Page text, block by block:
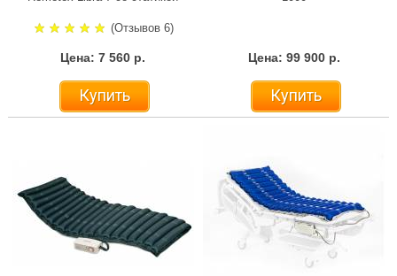
(Отзывов 6)
Цена: 7 560 р.
Купить
Цена: 99 900 р.
Купить